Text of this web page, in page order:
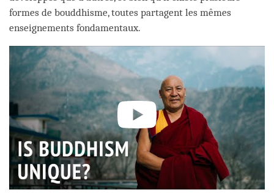
formes de bouddhisme, toutes partagent les mêmes
enseignements fondamentaux.